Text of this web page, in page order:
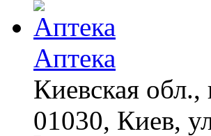
Аптека
Киевская обл.,
01030, Киев,